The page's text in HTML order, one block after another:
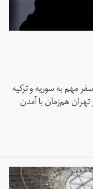
مهم به سوریه و ترکیه
هم‌زمان با آمدن